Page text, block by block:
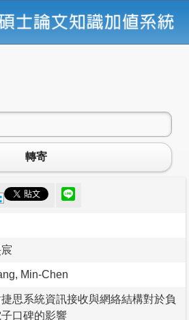
轉寄
Min-Chen
思系統資訊接收與網絡結構對於負
口碑的影響